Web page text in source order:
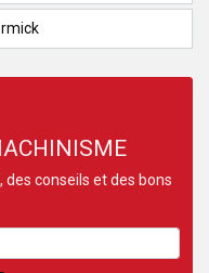
des conseils et des bons